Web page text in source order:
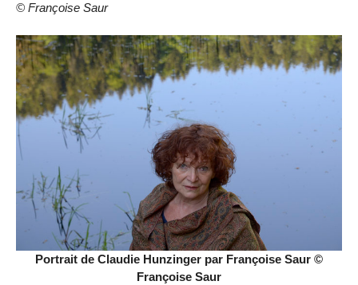
© Françoise Saur
Portrait de Claudie Hunzinger par Françoise Saur ©
Françoise Saur